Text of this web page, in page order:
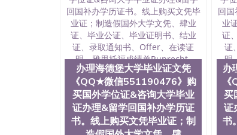
公司专业制作、办理、仿制、成绩单文
文凭、假文凭假毕业证假学历书制作、
认证、留服认证、使馆认证、使馆证明
认证、留学生学历认证、留学生学位认
历、新西兰学历认证等q:551190476 微
University）圣何塞州立大学毕业证（
University）圣何塞州立大学成绩单（
University）圣何塞州立大学成绩单（
State University）圣何塞州立大学（
University）圣何塞州立大学（ San
圣何塞州立大学文凭（San Jose State
办理海德堡大学毕业证文凭
《QQ★微信551190476》购
买国外学位证&咨询大学毕业
证办理&留学回国补办学历证
书。线上购买文凭毕业证；制
办
买
证
书